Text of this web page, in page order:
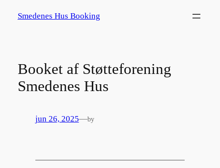
Smedenes Hus Booking
Booket af Støtteforening
Smedenes Hus
jun 26, 2025—by